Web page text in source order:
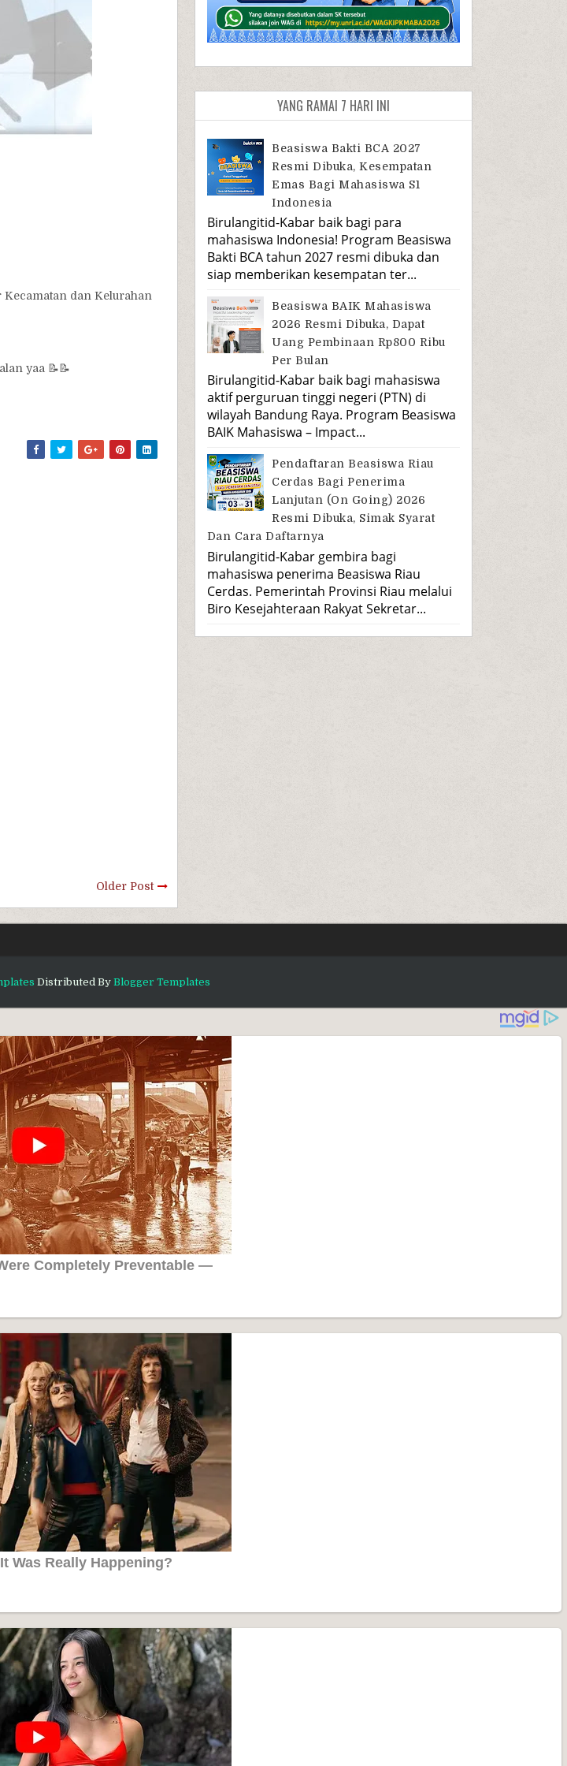
dan Kelurahan
yaa 📝📝
Older Post
YANG RAMAI 7 HARI INI
Beasiswa Bakti BCA 2027
Resmi Dibuka, Kesempatan
Emas Bagi Mahasiswa S1
Indonesia
Birulangitid-Kabar baik bagi para
mahasiswa Indonesia! Program Beasiswa
Bakti BCA tahun 2027 resmi dibuka dan
siap memberikan kesempatan ter...
Beasiswa BAIK Mahasiswa
2026 Resmi Dibuka, Dapat
Uang Pembinaan Rp800 Ribu
Per Bulan
Birulangitid-Kabar baik bagi mahasiswa
aktif perguruan tinggi negeri (PTN) di
wilayah Bandung Raya. Program Beasiswa
BAIK Mahasiswa – Impact...
Pendaftaran Beasiswa Riau
Cerdas Bagi Penerima
Lanjutan (On Going) 2026
Resmi Dibuka, Simak Syarat
Dan Cara Daftarnya
Birulangitid-Kabar gembira bagi
mahasiswa penerima Beasiswa Riau
Cerdas. Pemerintah Provinsi Riau melalui
Biro Kesejahteraan Rakyat Sekretar...
Distributed By Blogger Templates